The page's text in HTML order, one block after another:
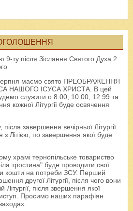
9-ту після Зіслання Святого Духа 2
маємо свято ПРЕОБРАЖЕННЯ
НАШОГО ІСУСА ХРИСТА. В цей
служити о 8.00, 10.00, 12.99 та
кожної Літургії буде освячення
завершення вечірньої Літургії
з Літією, по завершення якої буде
храмі тернопільське товариство
тростина" буде проводити свої
кошти на потреби ЗСУ. Перший
другої Літургії, після чого вони
Літургії, після звершення якої
Просимо наших парафіян